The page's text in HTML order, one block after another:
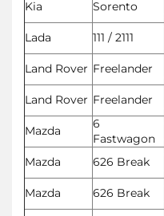
Kia
Sorento
Lada
111 / 2111
Land Rover Freelander
Land Rover Freelander
Mazda
6
Fastwagon
Mazda
626 Break
Mazda
626 Break